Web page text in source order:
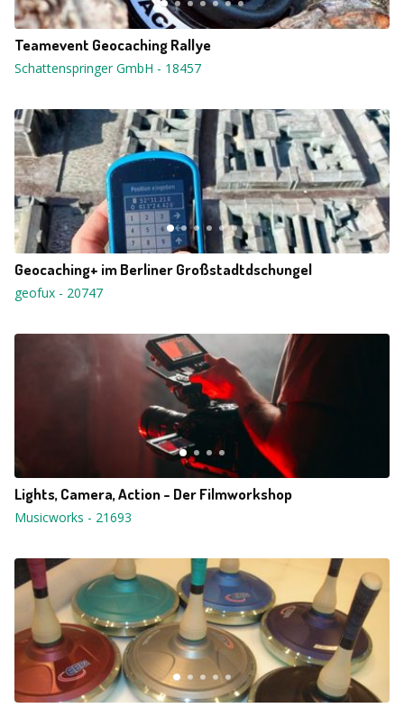
Teamevent Geocaching Rallye
Schattenspringer GmbH - 18457
Geocaching+ im Berliner Großstadtdschungel
geofux - 20747
Lights, Camera, Action - Der Filmworkshop
Musicworks - 21693